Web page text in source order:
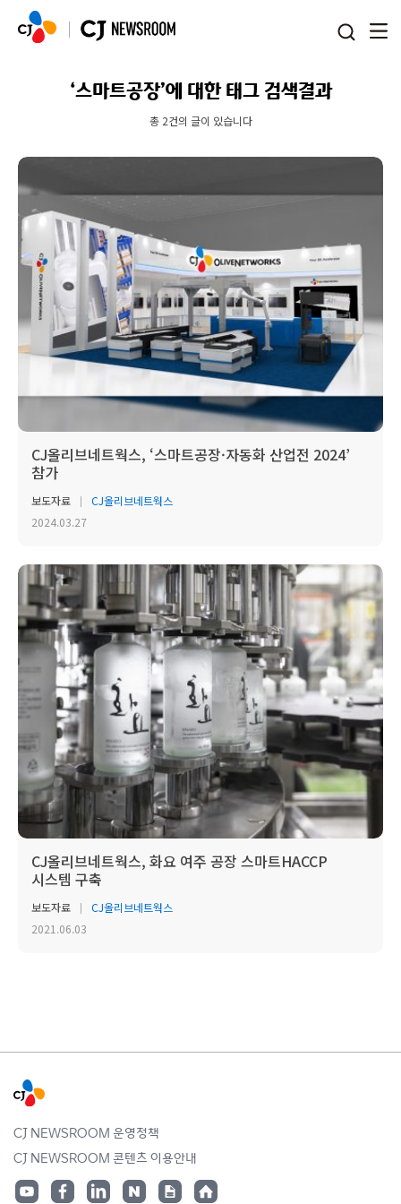
‘스마트공장’에 대한 태그 검색결과
총 2건의 글이 있습니다
CJ올리브네트웍스, ‘스마트공장·자동화 산업전 2024’
참가
보도자료
CJ올리브네트웍스
2024.03.27
CJ올리브네트웍스, 화요 여주 공장 스마트HACCP
시스템 구축
보도자료
CJ올리브네트웍스
2021.06.03
CJ NEWSROOM 운영정책
CJ NEWSROOM 콘텐츠 이용안내